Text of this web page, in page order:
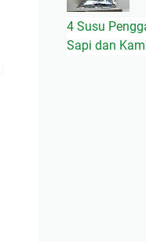
4 Susu
Sapi dan